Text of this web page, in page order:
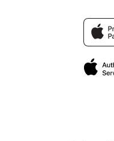
Traveller’s Reservation
Elush Corporate Website